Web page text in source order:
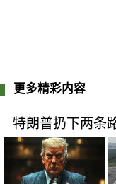
更多精彩内容
特朗普扔下两条